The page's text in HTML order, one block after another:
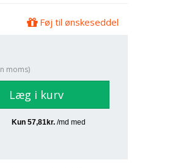
Føj til ønskeseddel
moms)
Læg i kurv